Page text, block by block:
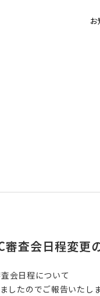
お
審査会日程変更
会日程について
したのでご報告いたし